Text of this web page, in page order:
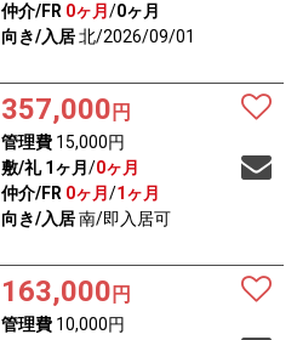
仲介/FR 0ヶ月 /0ヶ月
向き/入居北/2026/09/01
357,000 円
管理費15,000円
敷/礼 1ヶ月 /0ヶ月
仲介/FR 0ヶ月 /1ヶ月
向き/入居南/即入居可
163,000 円
管理費10,000円